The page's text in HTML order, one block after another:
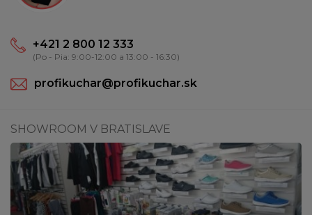
+421 2 800 12 333
(Po - Pia: 9:00-12:00 a 13:00 - 16:30)
profikuchar@profikuchar.sk
SHOWROOM V BRATISLAVE